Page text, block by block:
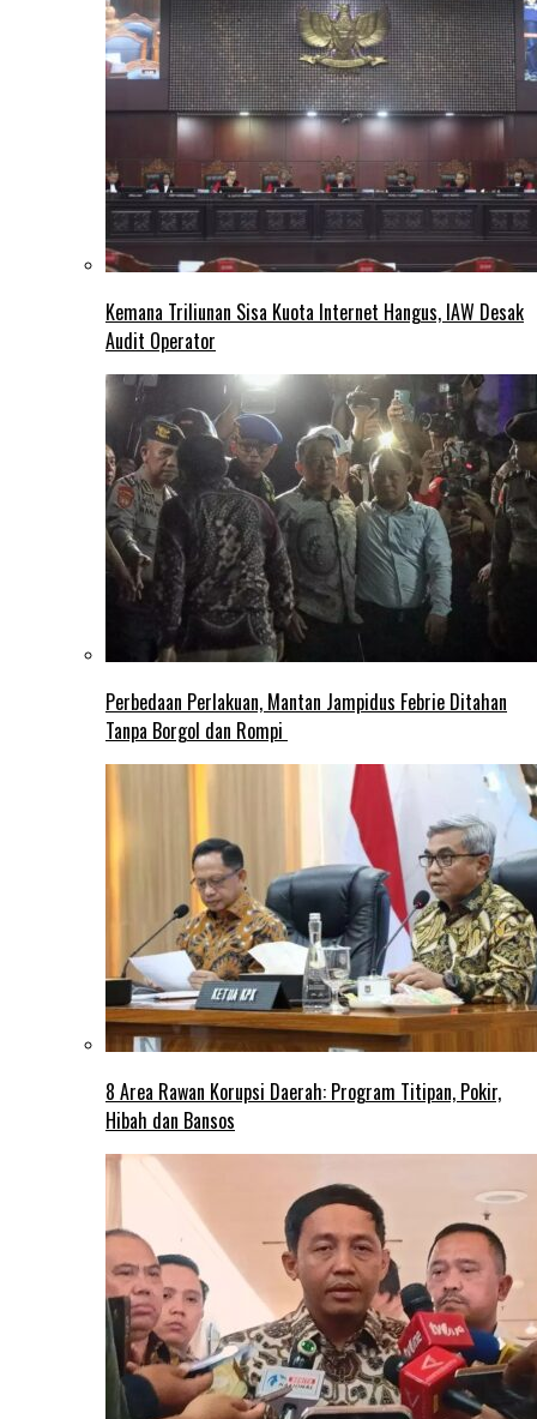
Kemana Triliunan Sisa Kuota Internet Hangus, IAW Desak
Audit Operator
Perbedaan Perlakuan, Mantan Jampidus Febrie Ditahan
Tanpa Borgol dan Rompi
8 Area Rawan Korupsi Daerah: Program Titipan, Pokir,
Hibah dan Bansos